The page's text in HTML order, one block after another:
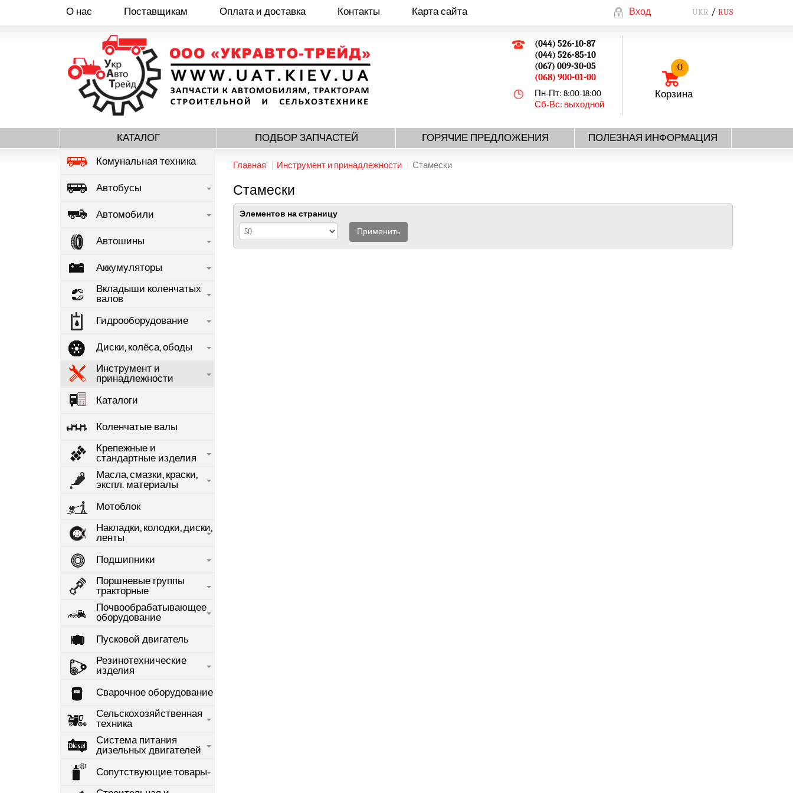
КАТАЛОГ ПОДБОР ЗАПЧАСТЕЙ ГОРЯЧИЕ ПРЕДЛОЖЕНИЯ ПОЛЕЗНАЯ ИНФОРМАЦИЯ
UKR RUS
О нас Поставщикам Оплата и доставка Контакты Карта сайта Вход
(044) 526-10-87
(044) 526-85-10
(067) 009-30-05
(068) 900-01-00
Пн-Пт: 8:00-18:00
Сб-Вс: выходной
0
Корзина
Комунальная техника
Автобусы
Автомобили
Автошины
Аккумуляторы
Вкладыши коленчатых
валов
Гидрооборудование
Диски, колёса, ободы
Инструмент и
принадлежности
Каталоги
Коленчатые валы
Крепежные и
стандартные изделия
Масла, смазки, краски,
экспл. материалы
Мотоблок
Накладки, колодки, диски,
ленты
Подшипники
Поршневые группы
тракторные
Почвообрабатывающее
оборудование
Пусковой двигатель
Резинотехнические
изделия
Сварочное оборудование
Сельскохозяйственная
техника
Система питания
дизельных двигателей
Сопутствующие товары
Главная Инструмент и принадлежности Стамески
Стамески
Элементов на страницу
Применить